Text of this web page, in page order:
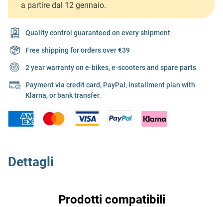
a partire dal 12 gennaio.
Quality control guaranteed on every shipment
Free shipping for orders over €39
2 year warranty on e-bikes, e-scooters and spare parts
Payment via credit card, PayPal, installment plan with
Klarna, or bank transfer.
Dettagli
Prodotti compatibili